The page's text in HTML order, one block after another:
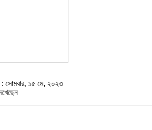
সোমবার, ১৫ মে, ২০২৩